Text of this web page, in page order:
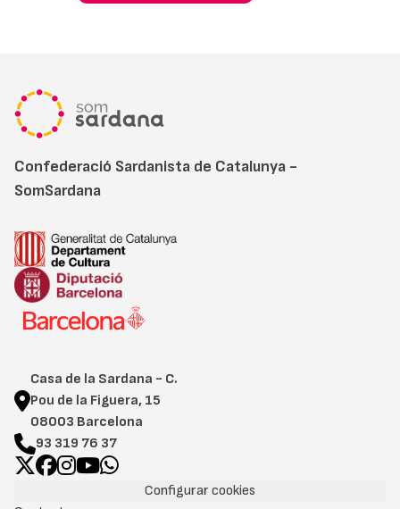
Confederació Sardanista de Catalunya -
SomSardana
Casa de la Sardana - C.
Pou de la Figuera, 15
08003 Barcelona
93 319 76 37
Configurar cookies